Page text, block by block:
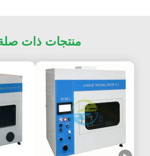
منتجات ذات صلة